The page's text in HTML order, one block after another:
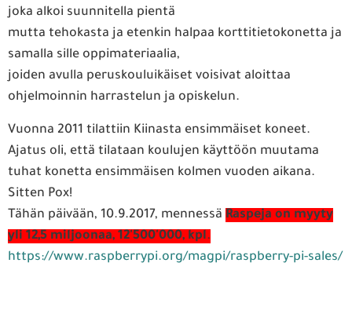
joka alkoi suunnitella pientä
mutta tehokasta ja etenkin halpaa korttitietokonetta ja
samalla sille oppimateriaalia,
joiden avulla peruskouluikäiset voisivat aloittaa
ohjelmoinnin harrastelun ja opiskelun.
Vuonna 2011 tilattiin Kiinasta ensimmäiset koneet.
Ajatus oli, että tilataan koulujen käyttöön muutama
tuhat konetta ensimmäisen kolmen vuoden aikana.
Sitten Pox!
Tähän päivään, 10.9.2017, mennessä Raspeja on myyty
yli 12,5 miljoonaa, 12'500'000, kpl.
https://www.raspberrypi.org/magpi/raspberry-pi-sales/